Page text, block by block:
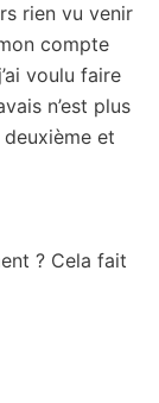
rien vu venir
compte
voulu faire
n’est plus
et
? Cela fait